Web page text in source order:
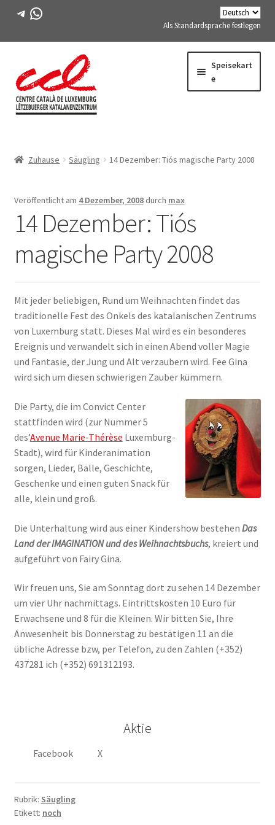
Telegramm
WhatsApp
Als Standardsprache festlegen
zur
Navigation
Inhalt
springen
Speisekart
e
menu
AKTIVITÄTEN
Expand
KURSE
FES-TE-MITGLIEDER
BUCH
ANMELDEN
Zuhause Säugling 14 Dezember: Tiós magische Party 2008
Veröffentlicht am 4 Dezember, 2008 durch max
14 Dezember: Tiós
magische Party 2008
Mit jeder beliebigen, Rund um Weihnachten findet das
traditionelle Fest des Onkels des katalanischen Zentrums
von Luxemburg statt. Dieses Mal wird es ein besonderes
Ereignis und verwandelt sich in einen Abend voller Magie
und Fantasie, der Jung und Alt verzaubern wird. Fee Gina
wird sich um diesen schwierigen Zauber kümmern.
Die Party, die im Convict Center
stattfinden wird (zur Nummer 5
des’Avenue Marie-Thérèse Luxemburg-
Stadt), wird für Kinderanimation
sorgen, Lieder, Bälle, Geschichte,
Geschenke und einen guten Snack für
alle, klein und groß.
Die Unterhaltung wird aus einer Kindershow bestehen Das
Land der IMAGINATION und des Weihnachtsbuchs, kreiert und
aufgeführt von Fairy Gina.
Wir freuen uns, Sie am Sonntag dort zu sehen 14 Dezember
um vier Uhr nachmittags. Eintrittskosten 10 Euro für
Erwachsene und 8 für die Kleinen. Wir bitten Sie, Ihre
Anwesenheit bis Donnerstag zu bestätigen 11 an die
übliche Adresse bzw, per Telefon, zu den Zahlen (+352)
437281 ich (+352) 691312193.
Aktie
Facebook X
Rubrik: Säugling
Etikett: noch